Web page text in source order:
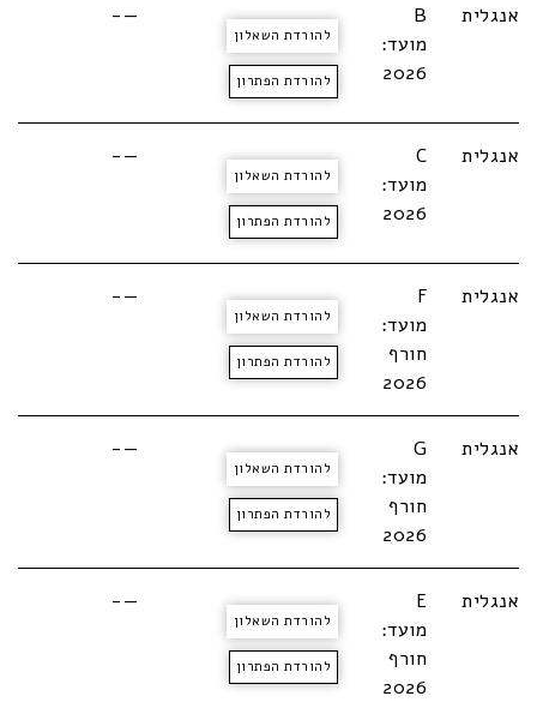
אנגלית
B
מועד:
2026
להורדת השאלון
להורדת הפתרון
—-
אנגלית
C
מועד:
2026
להורדת השאלון
להורדת הפתרון
—-
אנגלית
F
מועד:
חורף
2026
להורדת השאלון
להורדת הפתרון
—-
אנגלית
G
מועד:
חורף
2026
להורדת השאלון
להורדת הפתרון
—-
אנגלית
E
מועד:
חורף
2026
להורדת השאלון
להורדת הפתרון
—-